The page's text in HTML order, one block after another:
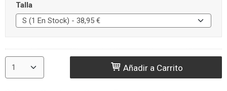
Talla
Añadir a Carrito